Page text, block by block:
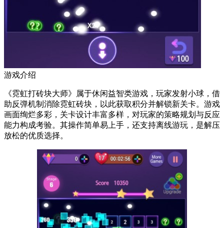
游戏介绍
《霓虹打砖块大师》属于休闲益智类游戏，玩家发射小球，借
助反弹机制消除霓虹砖块，以此获取积分并解锁新关卡。游戏
画面绚烂多彩，关卡设计丰富多样，对玩家的策略规划与反应
能力构成考验。其操作简单易上手，还支持离线游玩，是解压
放松的优质选择。